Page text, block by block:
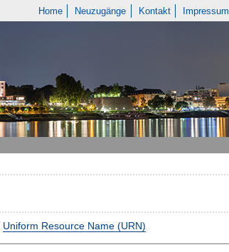
Home Neuzugänge Kontakt Impressum
Uniform Resource Name (URN)